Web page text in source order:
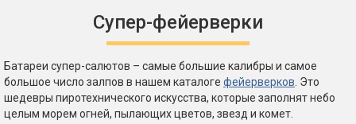
Супер-фейерверки
Батареи супер-салютов – самые большие калибры и самое
большое число залпов в нашем каталоге фейерверков . Это
шедевры пиротехнического искусства, которые заполнят небо
целым морем огней, пылающих цветов, звезд и комет.